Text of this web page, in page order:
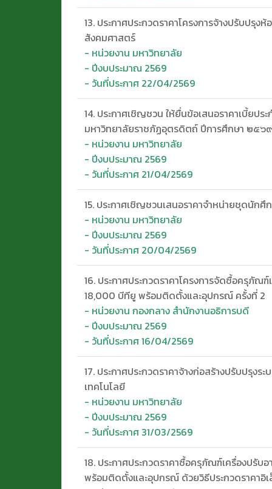
13. ประกาศประกวดราคาโครงการจ้างปรับปรุ
สังคมศาสตร์
- หน่วยงาน มหาวิทยาลัย
- ปีงบประมาณ 2569
- วันที่ประกาศ 22/04/2569
14. ประกาศเชิญชวน ให้ยื่นข้อเสนอราคาเบี้ยป
มหาวิทยาลัยราชภัฏอุตรดิตถ์ ปีการศึกษา ๒๕๖
- หน่วยงาน มหาวิทยาลัย
- ปีงบประมาณ 2569
- วันที่ประกาศ 21/04/2569
15. ประกาศเชิญชวนเสนอราคาจำหน่ายชุดนัก
- หน่วยงาน มหาวิทยาลัย
- ปีงบประมาณ 2569
- วันที่ประกาศ 20/04/2569
16. ประกาศประกวดราคาโครงการจัดซื้อครุภั
18,000 บีทียู พร้อมติดตั้งและอุปกรณ์ ครั้งที่ 2
- หน่วยงาน กองกลาง สำนักงานอธิการบดี
- ปีงบประมาณ 2569
- วันที่ประกาศ 16/04/2569
17. ประกาศประกวดราคาจ้างก่อสร้างปรับปรุง
เทคโนโลยี
- หน่วยงาน มหาวิทยาลัย
- ปีงบประมาณ 2569
- วันที่ประกาศ 31/03/2569
18. ประกาศประกวดราคาซื้อครุภัณฑ์เครื่องปรั
พร้อมติดตั้งและอุปกรณ์ ด้วยวิธีประกวดราคา